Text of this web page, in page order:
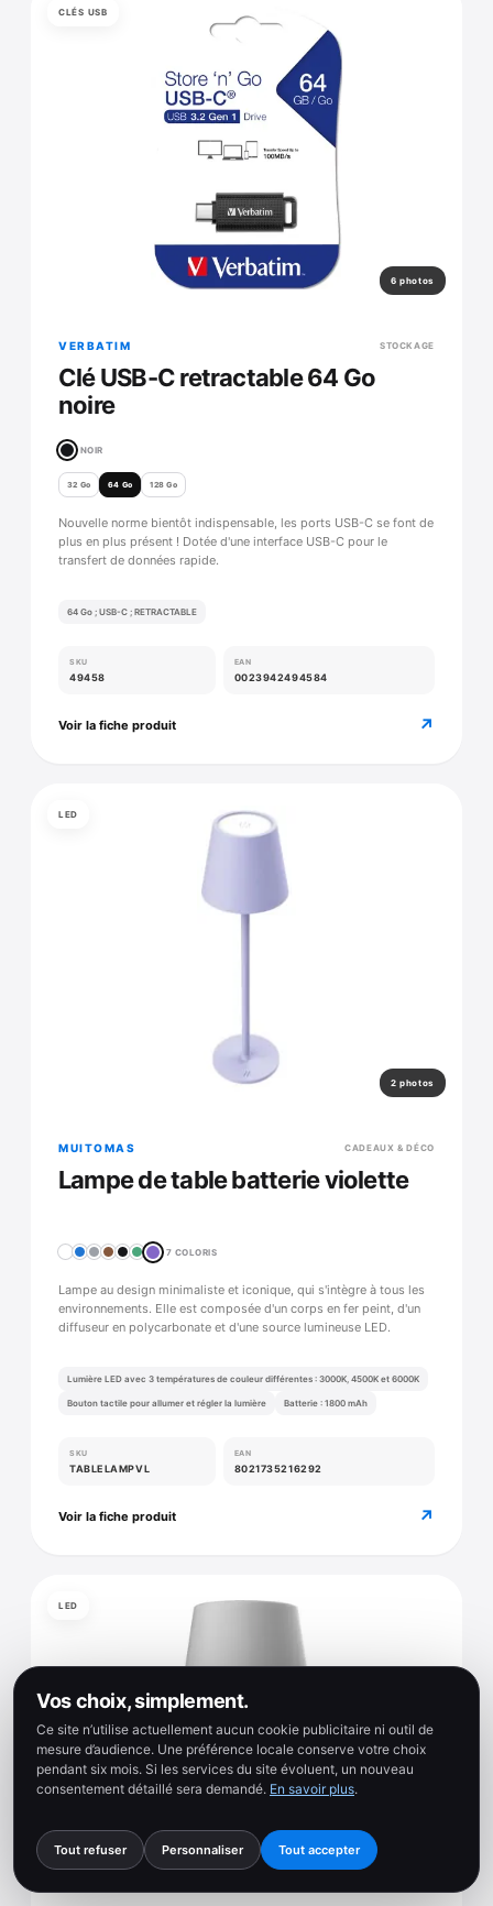
CLÉS USB
6 photos
VERBATIM STOCKAGE
Clé USB-C retractable 64 Go
noire
NOIR
32 Go 64 Go 128 Go
Nouvelle norme bientôt indispensable, les ports USB-C se font de
plus en plus présent ! Dotée d'une interface USB-C pour le
transfert de données rapide.
64 Go ; USB-C ; RETRACTABLE
SKU
49458
EAN
0023942494584
Voir la fiche produit ↗
LED
2 photos
MUITOMAS CADEAUX & DÉCO
Lampe de table batterie violette
7 COLORIS
Lampe au design minimaliste et iconique, qui s'intègre à tous les
environnements. Elle est composée d'un corps en fer peint, d'un
diffuseur en polycarbonate et d'une source lumineuse LED.
Lumière LED avec 3 températures de couleur différentes : 3000K, 4500K et 6000K
Bouton tactile pour allumer et régler la lumière Batterie : 1800 mAh
SKU
TABLELAMPVL
EAN
8021735216292
Voir la fiche produit ↗
LED
Vos choix, simplement.
Ce site n’utilise actuellement aucun cookie publicitaire ni outil de
mesure d’audience. Une préférence locale conserve votre choix
pendant six mois. Si les services du site évoluent, un nouveau
consentement détaillé sera demandé. En savoir plus.
Tout refuser Personnaliser Tout accepter